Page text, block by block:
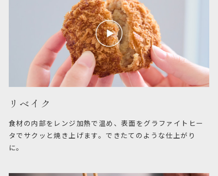
リベイク
食材の内部をレンジ加熱で温め、表面をグラファイトヒー
タでサクッと焼き上げます。できたてのような仕上がり
に。